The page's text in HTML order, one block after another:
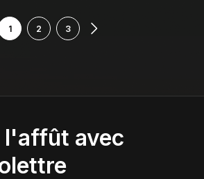
1 2 3
l'affût avec